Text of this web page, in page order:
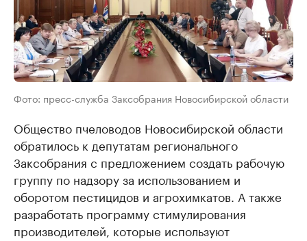
Фото: пресс-служба Заксобрания Новосибирской области
Общество пчеловодов Новосибирской области
обратилось к депутатам регионального
Заксобрания с предложением создать рабочую
группу по надзору за использованием и
оборотом пестицидов и агрохимкатов. А также
разработать программу стимулирования
производителей, которые используют